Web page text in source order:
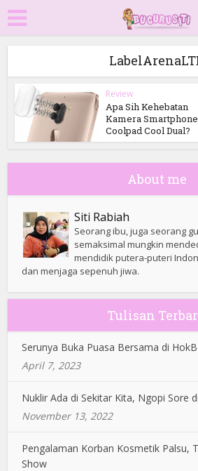
Review
Apa Sih Kehebatan
Kamera Smartphone
Coolpad Cool Dual?
About me
Siti Rabiah
Seorang ibu, juga seorang
semaksimal mungkin
mendidik putera-puteri
dan menjaga sepenuh jiwa.
Tulisan
Serunya Buka Puasa Bersama di
April 7, 2023
Nuklir Ada di Sekitar Kita, Ngopi Sore
November 13, 2022
Pengalaman Korban Kosmetik Palsu,
Show